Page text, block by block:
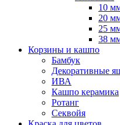
10
20
25
38
Корзины и кашпо
Бамбук
Декоративные
ИВА
Кашпо керамика
Ротанг
Секвойя